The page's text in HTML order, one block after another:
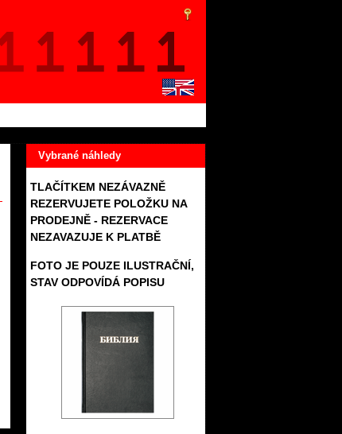
Vybrané náhledy
TLAČÍTKEM NEZÁVAZNĚ
REZERVUJETE POLOŽKU NA
PRODEJNĚ - REZERVACE
NEZAVAZUJE K PLATBĚ
FOTO JE POUZE ILUSTRAČNÍ,
STAV ODPOVÍDÁ POPISU